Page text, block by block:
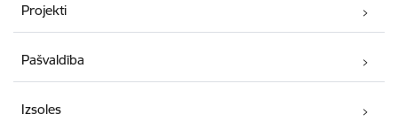
Projekti
Pašvaldība
Izsoles